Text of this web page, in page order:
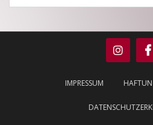
IMPRESSUM